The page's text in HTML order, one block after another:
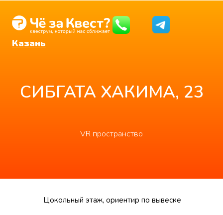
Казань
СИБГАТА ХАКИМА, 23
VR пространство
Цокольный этаж, ориентир по вывеске